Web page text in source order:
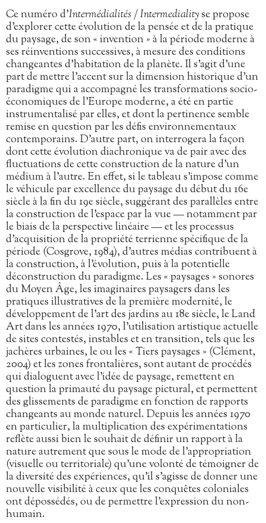
Ce numéro d’Intermédialités / Intermedialityse propose
d’explorer cette évolution de la pensée et de la pratique
du paysage, de son « invention » à la période moderne à
ses réinventions successives, à mesure des conditions
changeantes d’habitation de la planète. Il s’agit d’une
part de mettre l’accent sur la dimension historique d’un
paradigme qui a accompagné les transformations socio-
économiques de l’Europe moderne, a été en partie
instrumentalisé par elles, et dont la pertinence semble
remise en question par les défis environnementaux
contemporains. D’autre part, on interrogera la façon
dont cette évolution diachronique va de pair avec des
fluctuations de cette construction de la nature d’un
médium à l’autre. En effet, si le tableau s’impose comme
le véhicule par excellence du paysage du début du 16e
siècle à la fin du 19e siècle, suggérant des parallèles entre
la construction de l’espace par la vue — notamment par
le biais de la perspective linéaire — et les processus
d’acquisition de la propriété terrienne spécifique de la
période (Cosgrove, 1984), d’autres médias contribuent à
la construction, à l’évolution, puis à la potentielle
déconstruction du paradigme. Les « paysages » sonores
du Moyen Âge, les imaginaires paysagers dans les
pratiques illustratives de la première modernité, le
développement de l’art des jardins au 18e siècle, le Land
Art dans les années 1970, l’utilisation artistique actuelle
de sites contestés, instables et en transition, tels que les
jachères urbaines, le ou les « Tiers paysages » (Clément,
2004) et les zones frontalières, sont autant de procédés
qui dialoguent avec l’idée de paysage, remettent en
question la primauté du paysage pictural, et permettent
des glissements de paradigme en fonction de rapports
changeants au monde naturel. Depuis les années 1970
en particulier, la multiplication des expérimentations
reflète aussi bien le souhait de définir un rapport à la
nature autrement que sous le mode de l’appropriation
(visuelle ou territoriale) qu’une volonté de témoigner de
la diversité des expériences, qu’il s’agisse de donner une
nouvelle visibilité à ceux que les conquêtes coloniales
ont dépossédés, ou de permettre l’expression du non-
humain.